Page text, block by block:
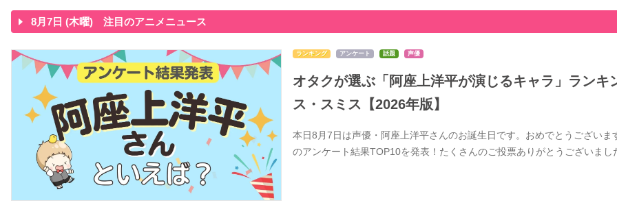
8月7日 (木曜) 注目のアニメニュース
ランキング アンケート 話題 声優
オタクが選ぶ「阿座上洋平が演じるキャラ」ラン
ス・スミス【2026年版】
本日8月7日は声優・阿座上洋平さんのお誕生日です。おめでとうござい
のアンケート結果TOP10を発表！たくさんのご投票ありがとうございま